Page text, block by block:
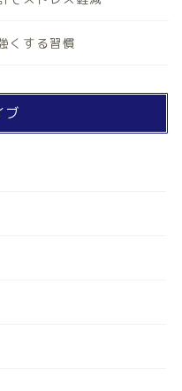
くする習慣
ブ